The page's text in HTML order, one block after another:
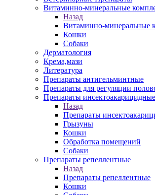
Витаминно-минеральные
Назад
Витаминно-минеральные
Кошки
Собаки
Дерматология
Крема,мази
Литература
Препараты антигельминтные
Препараты для регуляции
Препараты инсектоакарицидные
Назад
Препараты
Грызуны
Кошки
Обработка помещений
Собаки
Препараты репеллентные
Назад
Препараты репеллентные
Кошки